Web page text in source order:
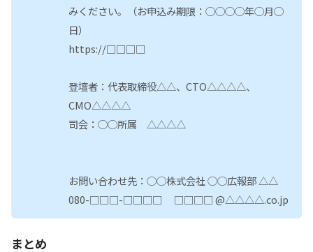
みください。（お申込み期限：◯◯◯◯年◯月◯
日）
https://□□□□
登壇者：代表取締役△△、CTO△△△△、
CMO△△△△
司会：◯◯所属 △△△△
お問い合わせ先：◯◯株式会社 ◯◯広報部 △△
080-□□□-□□□□ □□□□ @△△△△.co.jp
まとめ